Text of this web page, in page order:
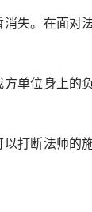
失。在面对
单位身上的
打断法师的